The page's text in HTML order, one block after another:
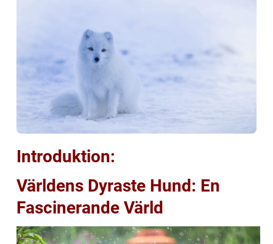
Introduktion:
Världens Dyraste Hund: En
Fascinerande Värld